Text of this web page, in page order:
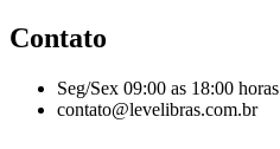
Contato
Seg/Sex 09:00 as 18:00 horas
contato@levelibras.com.br